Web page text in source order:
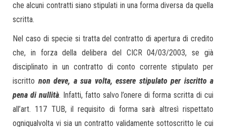
che alcuni contratti siano stipulati in una forma diversa da quella
scritta.
Nel caso di specie si tratta del contratto di apertura di credito
che, in forza della delibera del CICR 04/03/2003, se già
disciplinato in un contratto di conto corrente stipulato per
iscritto non deve, a sua volta, essere stipulato per iscritto a
pena di nullità. Infatti, fatto salvo l’onere di forma scritta di cui
all’art. 117 TUB, il requisito di forma sarà altresì rispettato
ogniqualvolta vi sia un contratto validamente sottoscritto le cui